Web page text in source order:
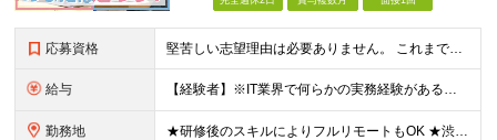
応募資格 堅苦しい志望理由は必要ありません。 これまでの経験や経歴よりも、私たちは“これから”を重視します。 ★学歴・経歴不問 ★完全未経験OK ★社会人デビュー歓迎 ★第二新卒OK ＼当てはまる方はぜひご
給与 【経験者】※IT業界で何らかの実務経験がある方 月給35万円～＋業績賞与＋交通費＋各種手当 ※固定残業代（30時間分／6万6,610円～）を含む。超過分は追加支給。 能力やスキルを考慮し、初任給を決定
勤務地 ★研修後のスキルによりフルリモートもOK ★渋谷駅徒歩2分！100席の新しいコワーキングスペース完備 ★本社、東京都、神奈川県、埼玉県、千葉県などのプロジェクト先 【本社】 東京都渋谷区渋谷3-10